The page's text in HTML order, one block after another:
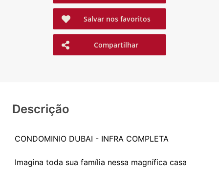
Salvar nos favoritos
Compartilhar
Descrição
CONDOMINIO DUBAI - INFRA COMPLETA
Imagina toda sua família nessa magnífica casa